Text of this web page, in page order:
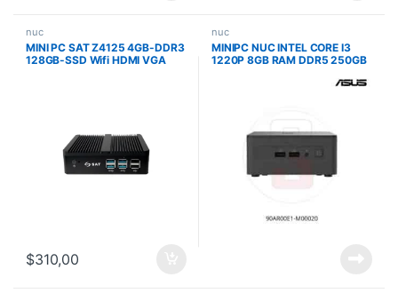
nuc
MINI PC SAT Z4125 4GB-DDR3
128GB-SSD Wifi HDMI VGA
$310,00
nuc
MINIPC NUC INTEL CORE I3
1220P 8GB RAM DDR5 250GB